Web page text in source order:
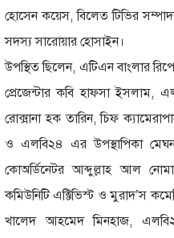
হোসেন কয়েস, বিলেত টিভির
সদস্য সারোয়ার হোসাইন।
উপস্থিত ছিলেন, এটিএন বাংলার
প্রেজেন্টার কবি হাফসা ইসলাম,
রোক্সানা হক তারিন, চিফ
ও এলবি২৪ এর উপস্থাপিকা
কোঅর্ডিনেটর আব্দুল্লাহ আল
কমিউনিটি এক্টিভিস্ট ও মুরাদ’স
খালেদ আহমেদ মিনহাজ,